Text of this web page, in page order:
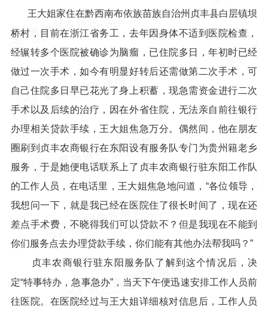
王大姐家住在黔西南布依族苗族自治州贞丰县白层镇坝
桥村，目前在浙江省务工，去年因身体不适到医院检查，
经辗转多个医院被确诊为脑瘤，已住院多日，年初时已经
做过一次手术，如今有明显好转后还需做第二次手术，可
自己住院多日早已花光了身上积蓄，现急需资金进行二次
手术以及后续的治疗，因在外省住院，无法亲自前往银行
办理相关贷款手续，王大姐焦急万分。偶然间，他在朋友
圈刷到贞丰农商银行在东阳设有服务队专门为贵州籍老乡
服务，于是她便电话联系上了贞丰农商银行驻东阳工作队
的工作人员，在电话里，王大姐焦急地问道，“各位领导，
我想问一下，就是我已经在医院住了很长时间了，现在还
差点手术费，不晓得我们可以贷款不？但是我现在不能到
你们服务点去办理贷款手续，你们能有其他办法帮我吗？”
贞丰农商银行驻东阳服务队了解到这个情况后，决
定“特事特办，急事急办”，当天下午便迅速安排工作人员前
往医院。在医院经过与王大姐详细核对信息后，工作人员